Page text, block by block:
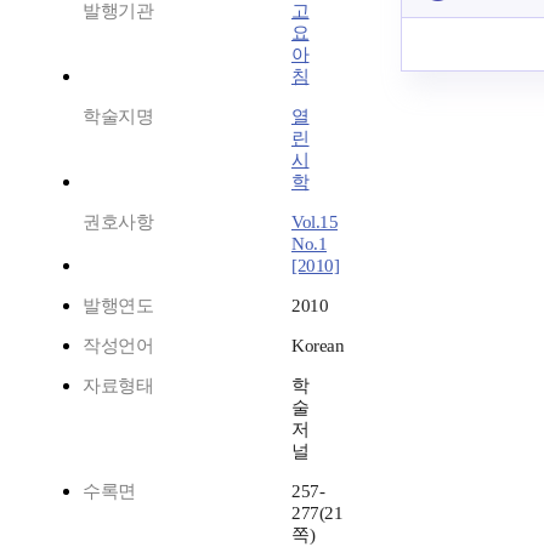
발행기관
고
요
아
침
학술지명
열
린
시
학
권호사항
Vol.15
No.1
[2010]
발행연도 2010
작성언어 Korean
자료형태
학
술
저
널
수록면
257-
277(21
쪽)